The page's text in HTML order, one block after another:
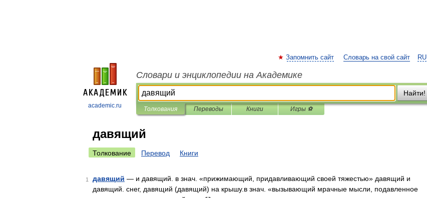
academic.ru
RU
Запомнить сайт Словарь на свой сайт
Словари и энциклопедии на Академике
Найти!
Толкования Переводы Книги Игры ⚽
давящий
Толкование Перевод Книги
1 давящий — и давящий. в знач. «прижимающий, придавливающий своей тяжестью» давящий и
давящий. снег, давящий (давящий) на крышу.в знач. «вызывающий мрачные мысли, подавленное